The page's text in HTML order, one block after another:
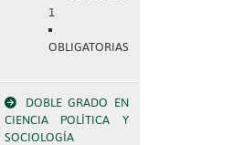
1
OBLIGATORIAS
DOBLE GRADO EN
CIENCIA POLÍTICA Y
SOCIOLOGÍA